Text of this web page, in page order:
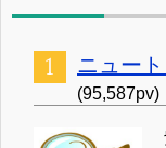
ニュー
(95,587pv)